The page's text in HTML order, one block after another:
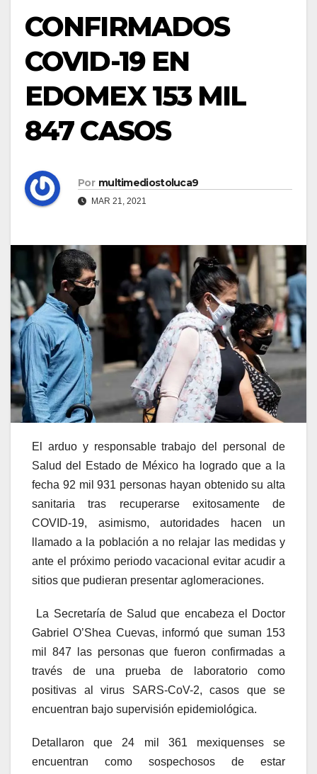
CONFIRMADOS
COVID-19 EN
EDOMEX 153 MIL
847 CASOS
Por multimediostoluca9
MAR 21, 2021
El arduo y responsable trabajo del personal de
Salud del Estado de México ha logrado que a la
fecha 92 mil 931 personas hayan obtenido su alta
sanitaria tras recuperarse exitosamente de
COVID-19, asimismo, autoridades hacen un
llamado a la población a no relajar las medidas y
ante el próximo periodo vacacional evitar acudir a
sitios que pudieran presentar aglomeraciones.
La Secretaría de Salud que encabeza el Doctor
Gabriel O’Shea Cuevas, informó que suman 153
mil 847 las personas que fueron confirmadas a
través de una prueba de laboratorio como
positivas al virus SARS-CoV-2, casos que se
encuentran bajo supervisión epidemiológica.
Detallaron que 24 mil 361 mexiquenses se
encuentran como sospechosos de estar